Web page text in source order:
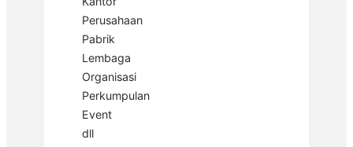
Perusahaan
Pabrik
Lembaga
Organisasi
Perkumpulan
Event
dll